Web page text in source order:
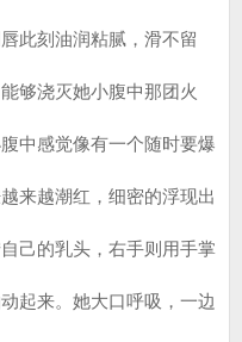
此刻油润粘腻，滑不留
够浇灭她小腹中那团火
中感觉像有一个随时要爆
来越潮红，细密的浮现出
己的乳头，右手则用手掌
起来。她大口呼吸，一边